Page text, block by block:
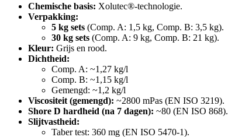
Chemische basis: Xolutec®-technologie.
Verpakking:
5 kg sets (Comp. A: 1,5 kg, Comp. B: 3,5 kg).
30 kg sets (Comp. A: 9 kg, Comp. B: 21 kg).
Kleur: Grijs en rood.
Dichtheid:
Comp. A: ~1,27 kg/l
Comp. B: ~1,15 kg/l
Gemengd: ~1,2 kg/l
Viscositeit (gemengd): ~2800 mPas (EN ISO 3219).
Shore D hardheid (na 7 dagen): ~80 (EN ISO 868).
Slijtvastheid:
Taber test: 360 mg (EN ISO 5470-1).